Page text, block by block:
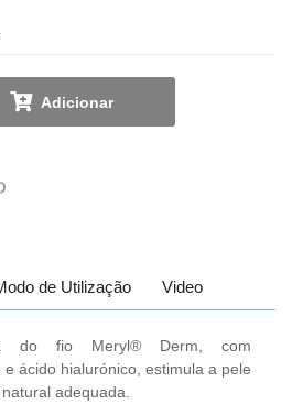
de Utilização Video
do fio Meryl® Derm, com
ácido hialurónico, estimula a pele
adequada.
Adicionar